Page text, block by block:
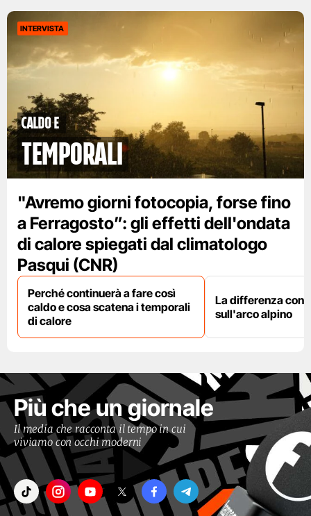
INTERVISTA
caldo e
temporali
"Avremo giorni fotocopia, forse fino
a Ferragosto”: gli effetti dell'ondata
di calore spiegati dal climatologo
Pasqui (CNR)
Perché continuerà a fare così
caldo e cosa scatena i temporali
di calore
La differenza con
sull'arco alpino
Più che un giornale
Il media che racconta il tempo in cui
viviamo con occhi moderni